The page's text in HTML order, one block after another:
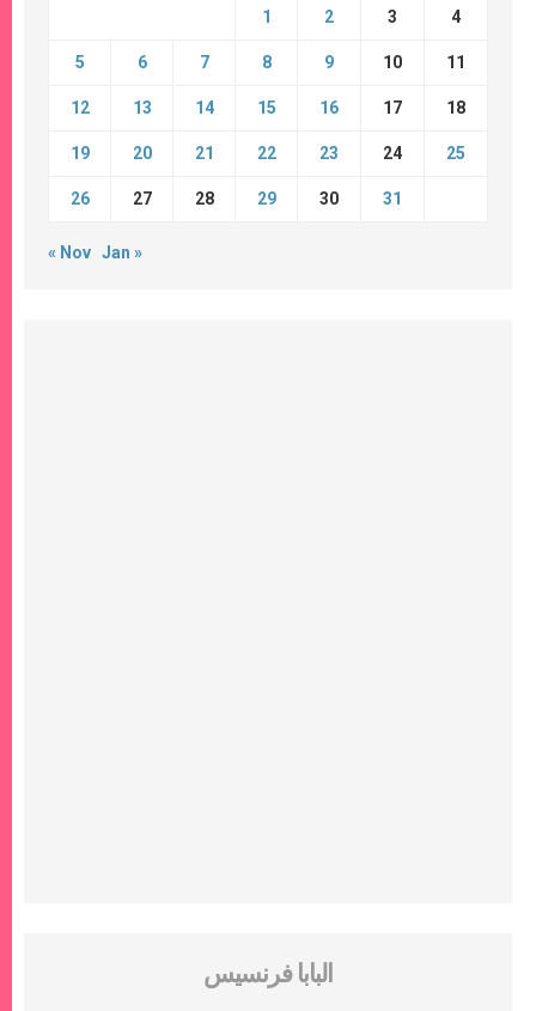
1 2 3 4
5 6 7 8 9 10 11
12 13 14 15 16 17 18
19 20 21 22 23 24 25
26 27 28 29 30 31
« Nov Jan »
البابا فرنسيس